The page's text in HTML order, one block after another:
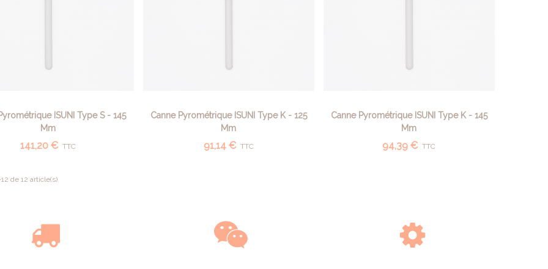
AJOUTER AU PANIER
ISUNI Type S - 145
Mm
141,20 € TTC
AJOUTER AU PANIER
Canne Pyrométrique ISUNI Type K - 125
Mm
91,14 € TTC
AJOUTER AU PANIER
Canne Pyrométrique ISUNI Type K - 145
Mm
94,39 € TTC
de 12 article(s)